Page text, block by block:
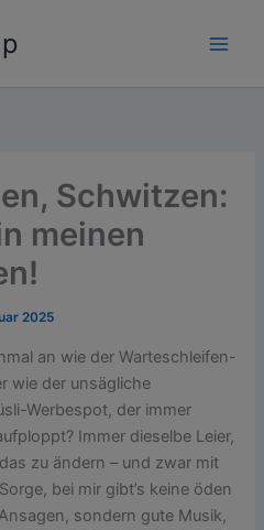
Schwitzen:
meinen
2025
an wie der Warteschleifen-
wie der unsägliche
Werbespot, der immer
Immer dieselbe Leier,
zu ändern – und zwar mit
bei mir gibt’s keine öden
sondern gute Musik,